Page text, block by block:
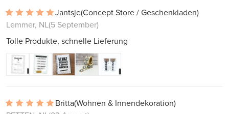
Jantsje(Concept Store / Geschenkladen)
Lemmer, NL(5 September)
Tolle Produkte, schnelle Lieferung
Britta(Wohnen & Innendekoration)